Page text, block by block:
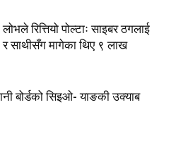
रित्तियो पोल्टाः साइबर ठगलाई
साथीसँग मागेका थिए ९ लाख
बोर्डको सिइओ- याङकी उक्याब